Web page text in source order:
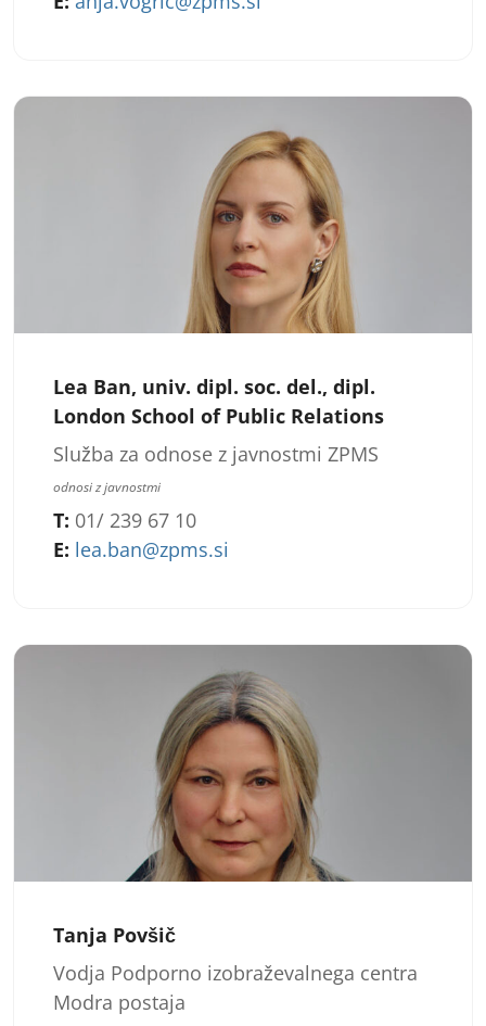
Lea Ban, univ. dipl. soc. del., dipl.
London School of Public Relations
Služba za odnose z javnostmi ZPMS
odnosi z javnostmi
T: 01/ 239 67 10
E: lea.ban@zpms.si
Tanja Povšič
Vodja Podporno izobraževalnega centra
Modra postaja